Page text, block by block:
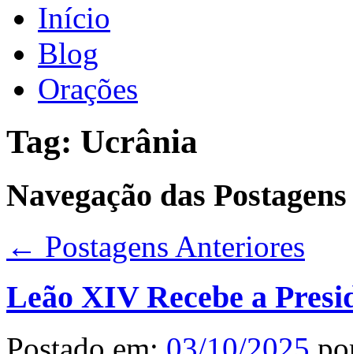
Início
Blog
Orações
Tag: Ucrânia
Navegação das Postagens
← Postagens Anteriores
Leão XIV Recebe a